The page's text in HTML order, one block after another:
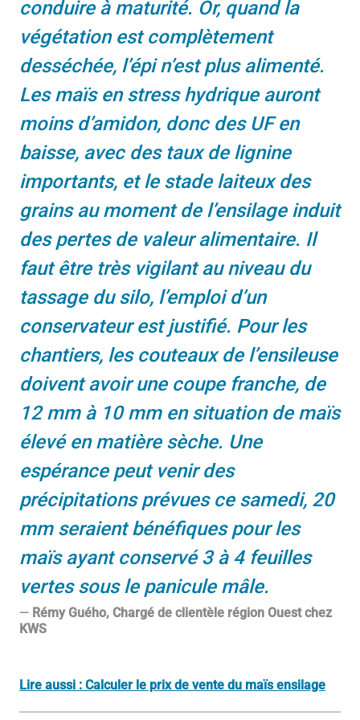
conduire à maturité. Or, quand la
végétation est complètement
desséchée, l’épi n’est plus alimenté.
Les maïs en stress hydrique auront
moins d’amidon, donc des UF en
baisse, avec des taux de lignine
importants, et le stade laiteux des
grains au moment de l’ensilage induit
des pertes de valeur alimentaire. Il
faut être très vigilant au niveau du
tassage du silo, l’emploi d’un
conservateur est justifié. Pour les
chantiers, les couteaux de l’ensileuse
doivent avoir une coupe franche, de
12 mm à 10 mm en situation de maïs
élevé en matière sèche. Une
espérance peut venir des
précipitations prévues ce samedi, 20
mm seraient bénéfiques pour les
maïs ayant conservé 3 à 4 feuilles
vertes sous le panicule mâle.
Rémy Guého, Chargé de clientèle région Ouest chez
KWS
Lire aussi : Calculer le prix de vente du maïs ensilage